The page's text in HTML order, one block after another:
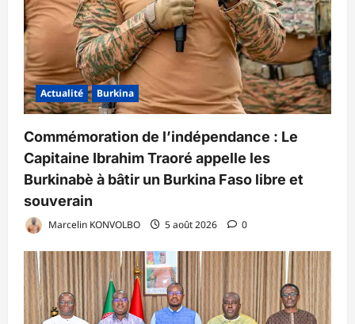
Actualité Burkina
Commémoration de l’indépendance : Le
Capitaine Ibrahim Traoré appelle les
Burkinabè à bâtir un Burkina Faso libre et
souverain
Marcelin KONVOLBO 5 août 2026 0